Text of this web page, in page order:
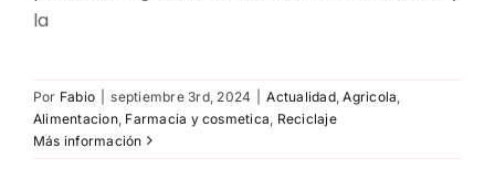
la
Por Fabio septiembre 3rd, 2024 Actualidad,Agricola
Alimentacion, Farmacia y cosmetica Reciclaje
Más información